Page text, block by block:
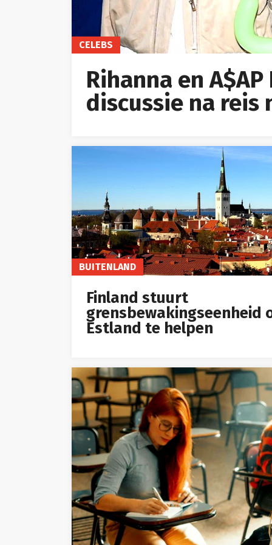
CELEBS
Rihanna en
discussie na reis
BUITENLAND
Finland stuurt
grensbewakingseenheid
Estland te helpen